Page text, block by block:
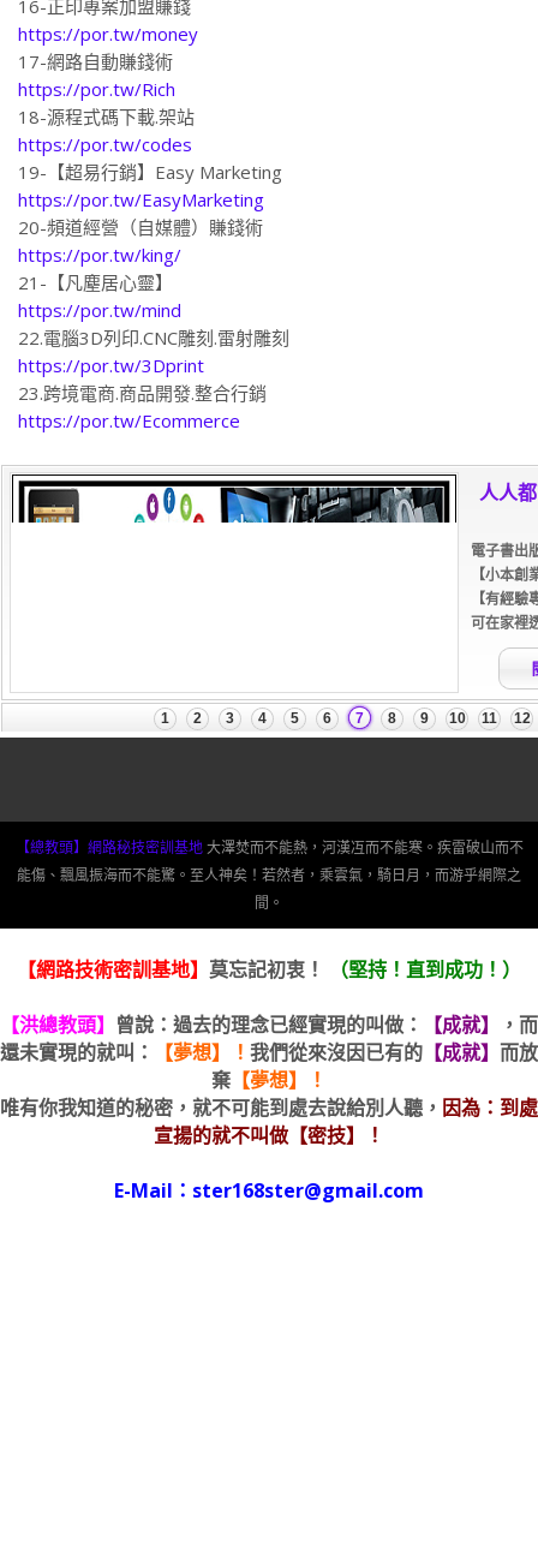
https://por.tw/money
17-網路自動賺錢術
https://por.tw/Rich
18-源程式碼下載.架站
https://por.tw/codes
19-【超易行銷】Easy Marketing
https://por.tw/EasyMarketing
20-頻道經營（自媒體）賺錢術
https://por.tw/king/
21-【凡塵居心靈】
https://por.tw/mind
22.電腦3D列印.CNC雕刻.雷射雕刻
https://por.tw/3Dprint
23.跨境電商.商品開發.整合行銷
https://por.tw/Ecommerce
【總教頭】網路秘技密訓基地大澤焚而不能熱，河漢冱而不能寒。疾雷破山而不
能傷、飄風振海而不能驚。至人神矣！若然者，乘雲氣，騎日月，而游乎網際之
間。
還未實現的就叫： 【夢想】！我們從來沒因已有的 【成就】
而放
棄
【夢想】！
唯有你我知道的秘密，就不可能到處去說給別人聽，
宣揚的就不叫做【密技】！